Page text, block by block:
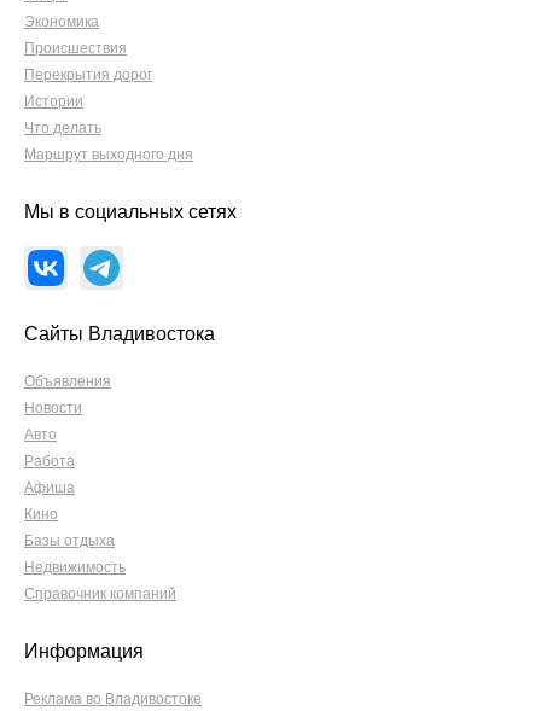
Экономика
Происшествия
Перекрытия дорог
Истории
Что делать
Маршрут выходного дня
Мы в социальных сетях
Сайты Владивостока
Объявления
Новости
Авто
Работа
Афиша
Кино
Базы отдыха
Недвижимость
Справочник компаний
Информация
Реклама во Владивостоке